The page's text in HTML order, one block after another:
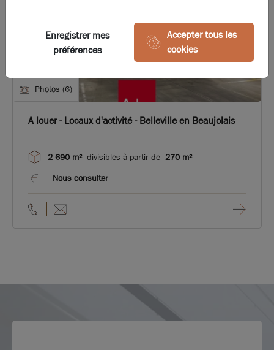
Photos (6)
A louer - Locaux d'activité - Belleville en Beaujolais
2 690 m²divisibles à partir de 270 m²
Nous consulter
Enregistrer mes
préférences
Accepter tous les
cookies